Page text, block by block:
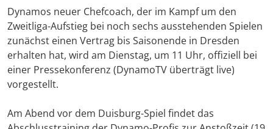
Dynamos neuer Chefcoach, der im Kampf um den
Zweitliga-Aufstieg bei noch sechs ausstehenden Spielen
zunächst einen Vertrag bis Saisonende in Dresden
erhalten hat, wird am Dienstag, um 11 Uhr, offiziell bei
einer Pressekonferenz (DynamoTV überträgt live)
vorgestellt.
Am Abend vor dem Duisburg-Spiel findet das